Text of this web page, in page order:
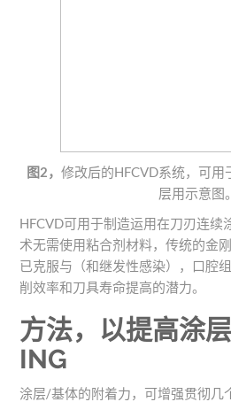
图2， 修改后的HFCVD系统，可
层用示意图。
HFCVD可用于制造运用在刀刃连续
术无需使用粘合剂材料，传统的金
已克服与（和继发性感染），口腔
削效率和刀具寿命提高的潜力。
方法，以提高涂
ING
涂层/基体的附着力，可增强贯彻几